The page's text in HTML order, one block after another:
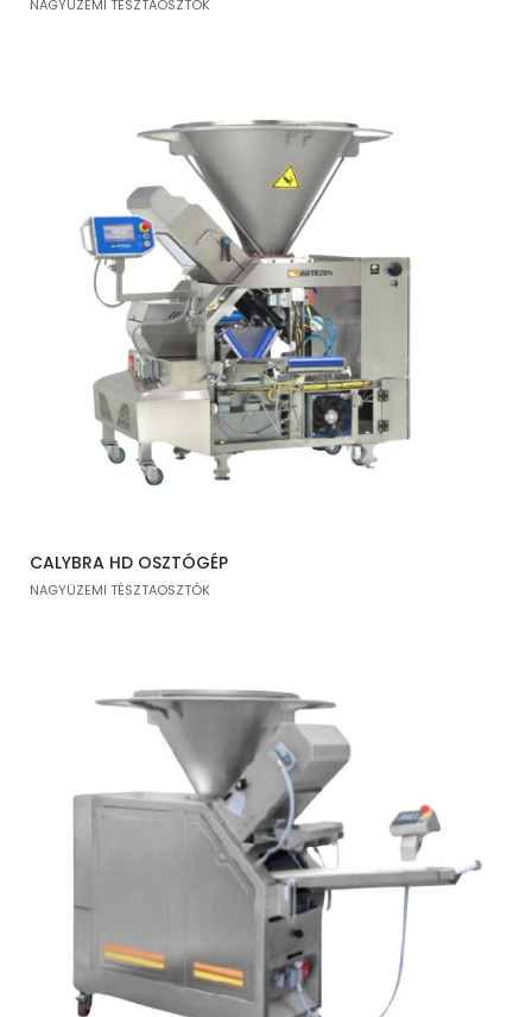
NAGYÜZEMI TÉSZTAOSZTÓK
CALYBRA HD OSZTÓGÉP
NAGYÜZEMI TÉSZTAOSZTÓK